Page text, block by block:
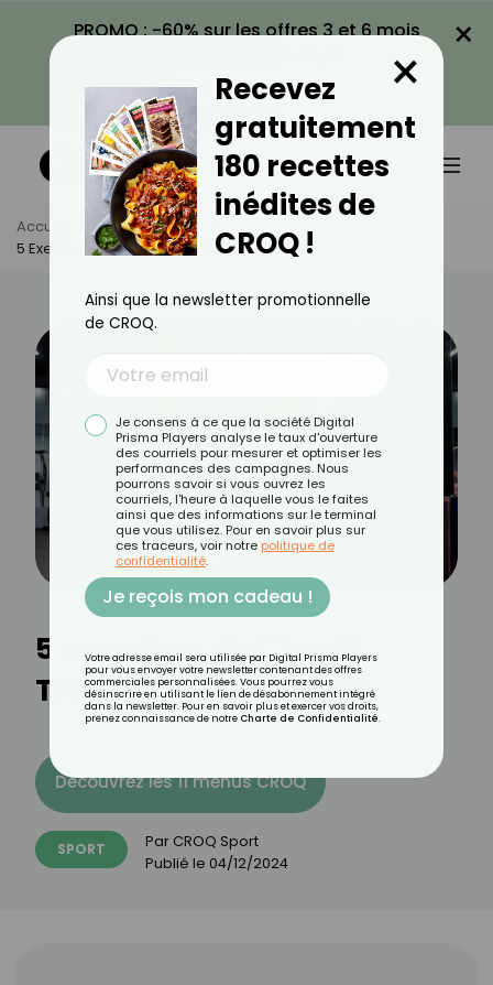
PROMO : -60% sur les offres 3 et 6 mois
VOIR LA PROMO
×
Accueil Actus
Sport
5 Exercices De Circuit Training Pour Maigrir
5 exercices de Circuit
Training pour maigrir
Découvrez les 11 menus CROQ
SPORT Par CROQ Sport
Publié le 04/12/2024
Recevez
gratuitement
180 recettes
inédites de
CROQ !
×
Ainsi que la newsletter promotionnelle
de CROQ.
Je consens à ce que la société Digital
Prisma Players analyse le taux d'ouverture
des courriels pour mesurer et optimiser les
performances des campagnes. Nous
pourrons savoir si vous ouvrez les
courriels, l'heure à laquelle vous le faites
ainsi que des informations sur le terminal
que vous utilisez. Pour en savoir plus sur
ces traceurs, voir notre politique de
confidentialité.
Je reçois mon cadeau !
Votre adresse email sera utilisée par Digital Prisma Players
pour vous envoyer votre newsletter contenant des offres
commerciales personnalisées. Vous pourrez vous
désinscrire en utilisant le lien de désabonnement intégré
dans la newsletter. Pour en savoir plus et exercer vos droits,
prenez connaissance de notre Charte de Confidentialité.